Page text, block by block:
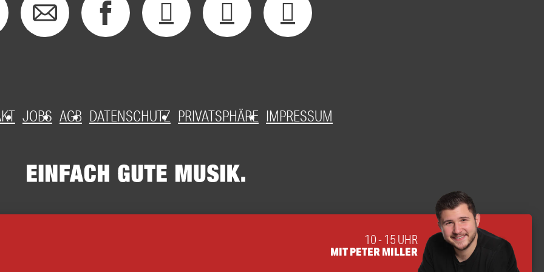
JOBS AGB DATENSCHUTZ PRIVATSPHÄRE IMPRESSUM
10 - 15 UHR
MIT PETER MILLER